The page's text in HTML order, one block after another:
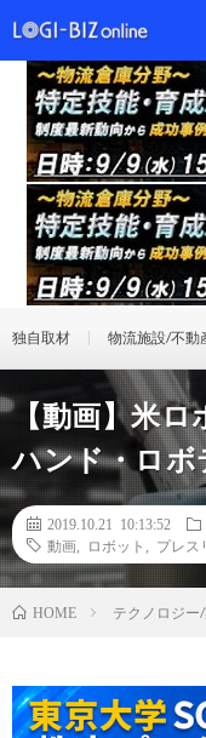
独自取材 物流施設/不動
【動画】米ロ
ハンド・ロボ
2019.10.21 10:13:52
動画
ロボット プレス
HOME テクノロジー